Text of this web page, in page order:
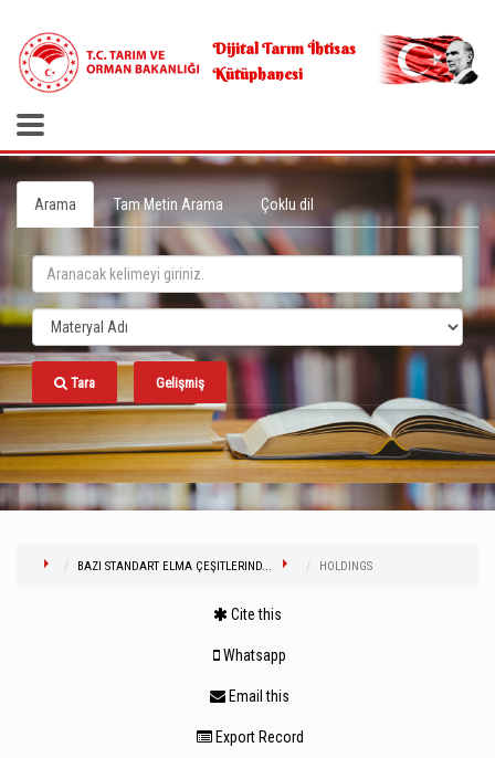
Dijital Tarım İhtisas
Kütüphanesi
Arama Tam Metin Arama Çoklu dil
Tara Gelişmiş
BAZI STANDART ELMA ÇEŞITLERIND... HOLDINGS
Cite this
Whatsapp
Email this
Export Record